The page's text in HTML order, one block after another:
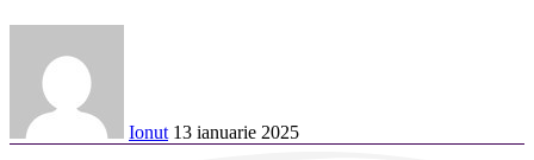
Ionut 13 ianuarie 2025